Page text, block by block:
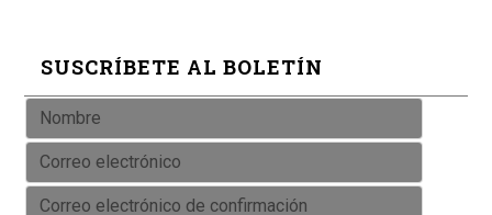
SUSCRÍBETE AL BOLETÍN